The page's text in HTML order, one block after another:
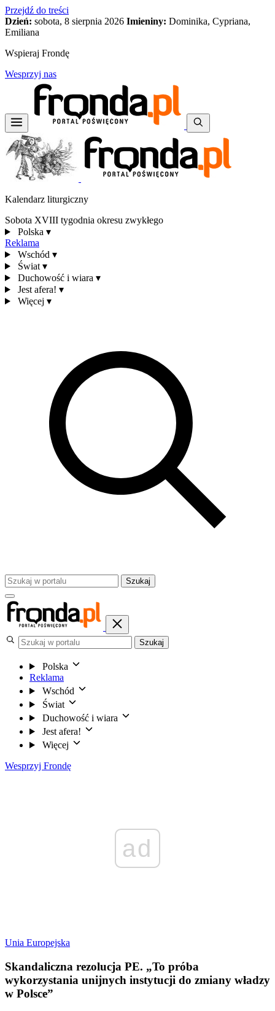
Przejdź do treści
Dzień: sobota, 8 sierpnia 2026 Imieniny: Dominika, Cypriana,
Emiliana
Wspieraj Frondę
Wesprzyj nas
Kalendarz liturgiczny
Sobota XVIII tygodnia okresu zwykłego
Polska ▾
Reklama
Wschód ▾
Świat ▾
Duchowość i wiara ▾
Jest afera! ▾
Więcej ▾
Szukaj
Szukaj
Polska
Reklama
Wschód
Świat
Duchowość i wiara
Jest afera!
Więcej
Wesprzyj Frondę
ad
Unia Europejska
Skandaliczna rezolucja PE. „To próba
wykorzystania unijnych instytucji do zmiany władzy
w Polsce”